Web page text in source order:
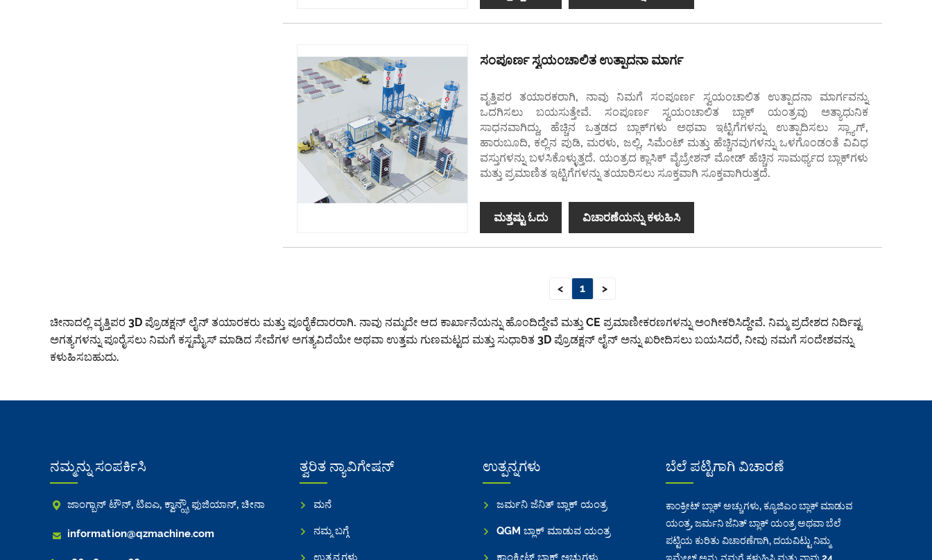
ಸಂಪೂರ್ಣ ಸ್ವಯಂಚಾಲಿತ ಉತ್ಪಾದನಾ ಮಾರ್ಗ
ವೃತ್ತಿಪರ ತಯಾರಕರಾಗಿ, ನಾವು ನಿಮಗೆ ಸಂಪೂರ್ಣ ಸ್ವಯಂಚಾಲಿತ ಉತ್ಪಾದನಾ ಮಾರ್ಗವನ್ನು
ಒದಗಿಸಲು ಬಯಸುತ್ತೇವೆ. ಸಂಪೂರ್ಣ ಸ್ವಯಂಚಾಲಿತ ಬ್ಲಾಕ್ ಯಂತ್ರವು ಅತ್ಯಾಧುನಿಕ
ಸಾಧನವಾಗಿದ್ದು, ಹೆಚ್ಚಿನ ಒತ್ತಡದ ಬ್ಲಾಕ್‌ಗಳು ಅಥವಾ ಇಟ್ಟಿಗೆಗಳನ್ನು ಉತ್ಪಾದಿಸಲು ಸ್ಲ್ಯಾಗ್,
ಹಾರುಬೂದಿ, ಕಲ್ಲಿನ ಪುಡಿ, ಮರಳು, ಜಲ್ಲಿ, ಸಿಮೆಂಟ್ ಮತ್ತು ಹೆಚ್ಚಿನವುಗಳನ್ನು ಒಳಗೊಂಡಂತೆ ವಿವಿಧ
ವಸ್ತುಗಳನ್ನು ಬಳಸಿಕೊಳ್ಳುತ್ತದೆ. ಯಂತ್ರದ ಕ್ಲಾಸಿಕ್ ವೈಬ್ರೇಶನ್ ಮೋಡ್ ಹೆಚ್ಚಿನ ಸಾಮರ್ಥ್ಯದ ಬ್ಲಾಕ್‌ಗಳು
ಮತ್ತು ಪ್ರಮಾಣಿತ ಇಟ್ಟಿಗೆಗಳನ್ನು ತಯಾರಿಸಲು ಸೂಕ್ತವಾಗಿ ಸೂಕ್ತವಾಗಿರುತ್ತದೆ.
ಮತ್ತಷ್ಟು ಓದು ವಿಚಾರಣೆಯನ್ನು ಕಳುಹಿಸಿ
< 1 >
ಚೀನಾದಲ್ಲಿ ವೃತ್ತಿಪರ 3D ಪ್ರೊಡಕ್ಷನ್ ಲೈನ್ ತಯಾರಕರು ಮತ್ತು ಪೂರೈಕೆದಾರರಾಗಿ. ನಾವು ನಮ್ಮದೇ ಆದ ಕಾರ್ಖಾನೆಯನ್ನು ಹೊಂದಿದ್ದೇವೆ ಮತ್ತು CE ಪ್ರಮಾಣೀಕರಣಗಳನ್ನು ಅಂಗೀಕರಿಸಿದ್ದೇವೆ. ನಿಮ್ಮ ಪ್ರದೇಶದ ನಿರ್ದಿಷ್ಟ
ಅಗತ್ಯಗಳನ್ನು ಪೂರೈಸಲು ನಿಮಗೆ ಕಸ್ಟಮೈಸ್ ಮಾಡಿದ ಸೇವೆಗಳ ಅಗತ್ಯವಿದೆಯೇ ಅಥವಾ ಉತ್ತಮ ಗುಣಮಟ್ಟದ ಮತ್ತು ಸುಧಾರಿತ 3D ಪ್ರೊಡಕ್ಷನ್ ಲೈನ್ ಅನ್ನು ಖರೀದಿಸಲು ಬಯಸಿದರೆ, ನೀವು ನಮಗೆ ಸಂದೇಶವನ್ನು
ಕಳುಹಿಸಬಹುದು.
ನಮ್ಮನ್ನು ಸಂಪರ್ಕಿಸಿ
 ಜಾಂಗ್ಬಾನ್ ಟೌನ್, ಟಿಐಎ, ಕ್ವಾನ್ಝೌ, ಫುಜಿಯಾನ್, ಚೀನಾ
 information@qzmachine.com
ತ್ವರಿತ ನ್ಯಾವಿಗೇಷನ್
ಮನೆ
ನಮ್ಮ ಬಗ್ಗೆ
ಉತ್ಪನ್ನಗಳು
ಜರ್ಮನಿ ಜೆನಿತ್ ಬ್ಲಾಕ್ ಯಂತ್ರ
QGM ಬ್ಲಾಕ್ ಮಾಡುವ ಯಂತ್ರ
ಬೆಲೆ ಪಟ್ಟಿಗಾಗಿ ವಿಚಾರಣೆ
ಕಾಂಕ್ರೀಟ್ ಬ್ಲಾಕ್ ಅಚ್ಚುಗಳು, ಕ್ಯೂಜಿಎಂ ಬ್ಲಾಕ್ ಮಾಡುವ
ಯಂತ್ರ, ಜರ್ಮನಿ ಜೆನಿತ್ ಬ್ಲಾಕ್ ಯಂತ್ರ ಅಥವಾ ಬೆಲೆ
ಪಟ್ಟಿಯ ಕುರಿತು ವಿಚಾರಣೆಗಾಗಿ, ದಯವಿಟ್ಟು ನಿಮ್ಮ